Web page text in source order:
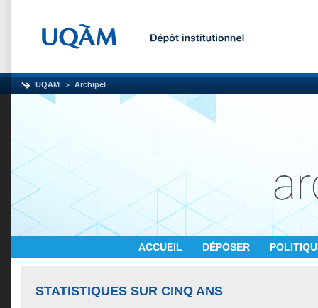
UQAM Archipel
ACCUEIL DÉPOSER
STATISTIQUES SUR CINQ ANS